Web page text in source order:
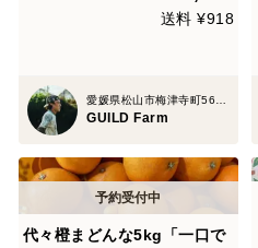
送料 ¥918
GUILD Farm
代々橙まどんな5kg「一口で